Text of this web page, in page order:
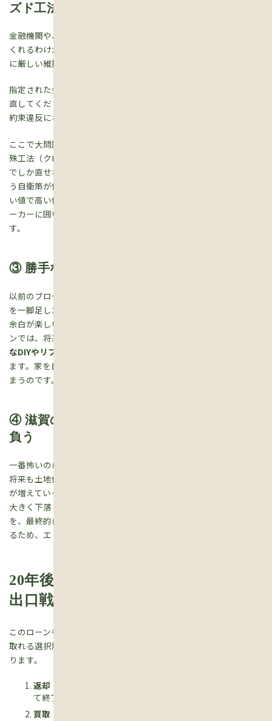
ズド工法）」の罠
金融機関やハウスメーカーが、何でもかんでも将来高く買い取って
くれるわけがありません。その残価（価値）を保つために、非常
に厳しい維持管理の条件（メンテナンス義務）が課されます。
指定された会社の定期点検を必ず受け、そこが「ここが悪いので
直してください」と言ったら、指定された金額で修繕しなければ
約束違反になってしまいます。
ここで大問題になるのが、大手ハウスメーカーに多い「独自の特
殊工法（クローズド工法）」です。そのメーカー専用の建材や技術
でしか直せないため、他社で相見積もりを取って安く抑えるとい
う自衛策が使えません。「高いな」と思っても、そのメーカーの言
い値で高い修繕費を払い続けなければならない、つまり「一生メ
ーカーに囲い込まれるコスト」までセットで買わされているので
す。
③ 勝手なDIYやリフォームは原則禁止
以前のブログで「つくり込まない家の豊かさ。住みながら、椅子
を一脚足したり、棚を付けたりして自分たちの場所に育てていく
余白が楽しい」というお話をしました。 しかし、残価設定型ロー
ンでは、将来の査定価値をキープしなければならないため、
なDIYやリフォームは基本的に禁止、または事前承認が必要
ます。家を自分色に育てる愉しみが、仕組みによって制限されてし
まうのです。
④ 滋賀の郊外では「土地の下落リスク」を背
負う
一番怖いのは建てる場所です。草津や守山、栗東の駅前周辺なら
将来も土地価格が下がりにくいかもしれませんが、郊外の空き家
が増えていくようなエリアだと、数十年後に土地の価格そのものが
大きく下落している可能性があります。その損が出た場合の差額
を、最終的にユーザー側が負担しなければならないスキームもあ
るため、エリア選びには細心の注意が必要です。
20年後、30年後にやってくる「3つの
出口戦略」
このローンを利用する場合、期間が満了したときの自分の年齢と、
取れる選択肢（出口）をあらかじめ頭に叩き込んでおく必要があ
ります。
返却：
て終了する。ただし、手元には何も残りません。
買取：